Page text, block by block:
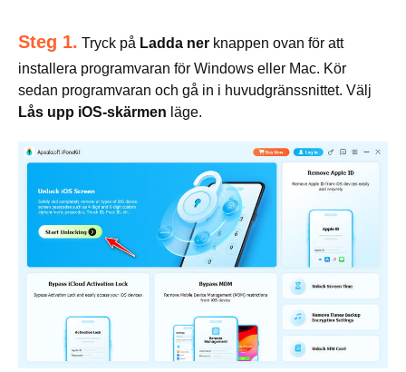
Steg 1. Tryck på Ladda ner knappen ovan för att
installera programvaran för Windows eller Mac. Kör
sedan programvaran och gå in i huvudgränssnittet. Välj
Lås upp iOS-skärmen läge.